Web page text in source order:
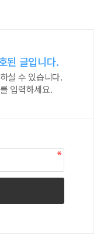
된 글입니다.
실 수 있습니다.
입력하세요.